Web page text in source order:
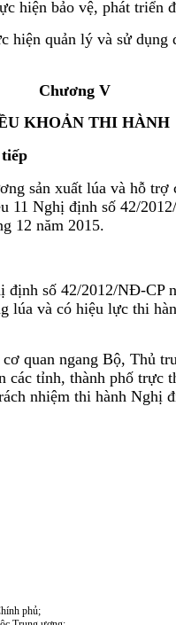
hiện bảo vệ, phát triển
hiện quản lý và sử dụng
Chương V
KHOẢN THI HÀNH
sản xuất lúa và hỗ trợ
11 Nghị định số 42/
12 năm 2015.
số 42/2012/NĐ-CP
lúa và có hiệu lực thi
quan ngang Bộ, Thủ
các tỉnh, thành phố trực
nhiệm thi hành Nghị
phủ;